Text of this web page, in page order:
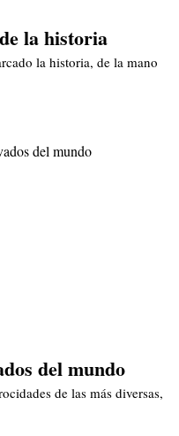
la historia
la historia, de la mano
del mundo
de las más diversas,